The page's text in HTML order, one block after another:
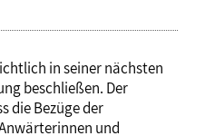
in seiner nächsten
beschließen. Der
die Bezüge der
und